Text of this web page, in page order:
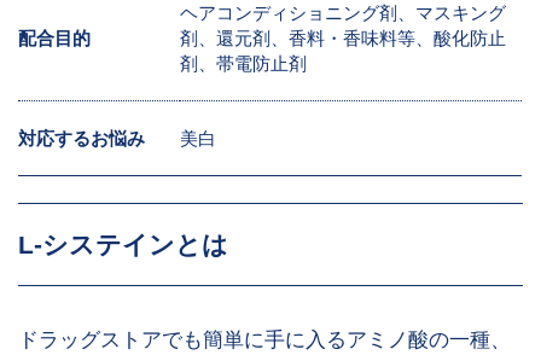
配合目的
ヘアコンディショニング剤、マスキング
剤、還元剤、香料・香味料等、酸化防止
剤、帯電防止剤
対応するお悩み 美白
L-システインとは
ドラッグストアでも簡単に手に入るアミノ酸の一種、